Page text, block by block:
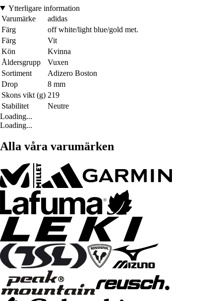
Ytterligare information
Varumärke
adidas
Färg
off white/light blue/gold met.
Färg
Vit
Kön
Kvinna
Åldersgrupp
Vuxen
Sortiment
Adizero Boston
Drop
8 mm
Skons vikt (g) 219
Stabilitet
Neutre
Loading...
Loading...
Alla våra varumärken